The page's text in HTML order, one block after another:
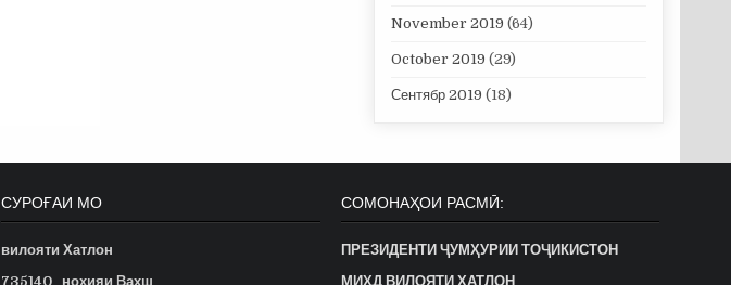
November 2019 (64)
October 2019 (29)
Сентябр 2019 (18)
СУРОҒАИ МО
вилояти Хатлон
735140
ноҳияи Вахш
СОМОНАҲОИ РАСМӢ:
ПРЕЗИДЕНТИ ҶУМҲУРИИ ТОҶИКИСТОН
МИҲД ВИЛОЯТИ ХАТЛОН